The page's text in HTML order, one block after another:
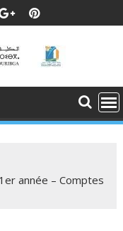
année – Comptes